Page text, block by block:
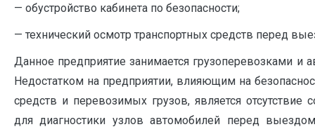
— обустройство кабинета по безопасности;
— технический осмотр транспортных средств перед
Данное предприятие занимается грузоперевозками и
Недостатком на предприятии, влияющим на
средств и перевозимых грузов, является отсутствие
для диагностики узлов автомобилей перед